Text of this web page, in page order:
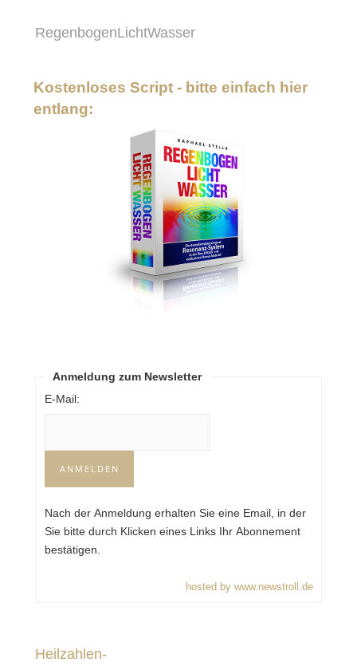
RegenbogenLichtWasser
Kostenloses Script - bitte einfach hier
entlang:
Anmeldung zum Newsletter
E-Mail:
Nach der Anmeldung erhalten Sie eine Email, in der
Sie bitte durch Klicken eines Links Ihr Abonnement
bestätigen.
hosted by www.newstroll.de
Heilzahlen-